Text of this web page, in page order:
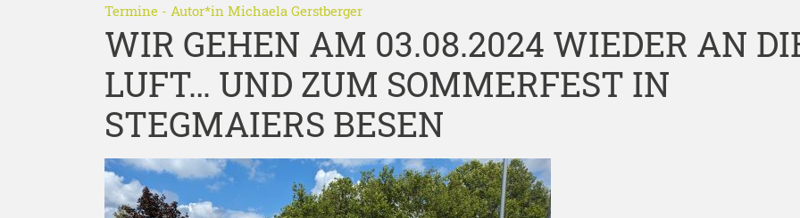
Termine - Autor*in Michaela Gerstberger
WIR GEHEN AM 03.08.2024 WIEDER AN
LUFT… UND ZUM SOMMERFEST IN
STEGMAIERS BESEN